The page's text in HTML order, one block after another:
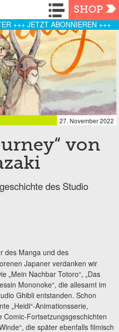
Navigation
SHOP
+++ JETZT ABONNIEREN +++
27. November 2022
von
des Studio
des Manga und des
Japaner verdanken wir
„Mein Nachbar Totoro“, „Das
Mononoke“, die allesamt im
Ghibli entstanden. Schon
„Heidi“-Animationsserie,
Fortsetzungsgeschichten
die später ebenfalls filmisch